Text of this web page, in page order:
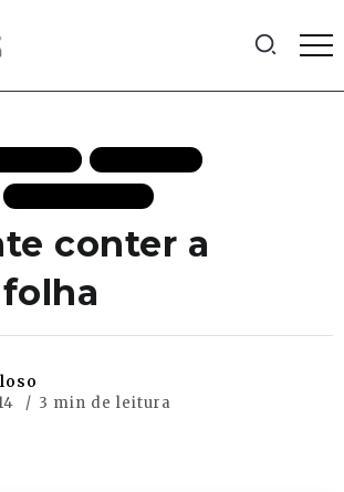
conter a
3 min de leitura